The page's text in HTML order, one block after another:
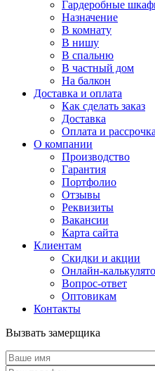
Гардеробные
Назначение
В комнату
В нишу
В спальню
В частный дом
На балкон
Доставка и оплата
Как сделать заказ
Доставка
Оплата и рассрочка
О компании
Производство
Гарантия
Портфолио
Отзывы
Реквизиты
Вакансии
Карта сайта
Клиентам
Скидки и акции
Онлайн-
Вопрос-ответ
Оптовикам
Контакты
Вызвать замерщика